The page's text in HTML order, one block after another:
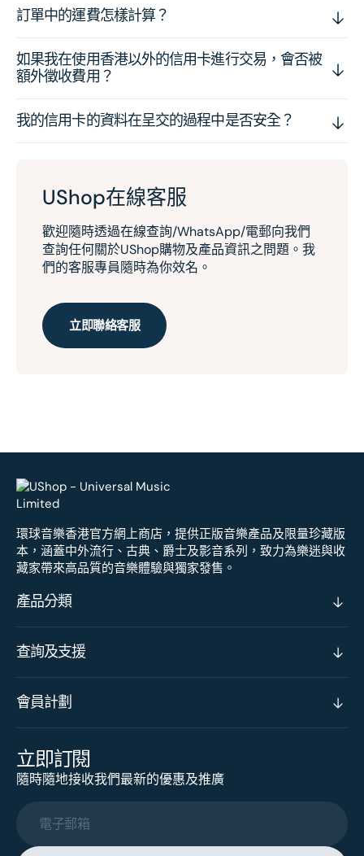
訂單中的運費怎樣計算？
如果我在使用香港以外的信用卡進行交易，會否被
額外徵收費用？
我的信用卡的資料在呈交的過程中是否安全？
UShop在線客服
歡迎隨時透過在線查詢/WhatsApp/電郵向我們
查詢任何關於UShop購物及產品資訊之問題。我
們的客服專員隨時為你效名。
立即聯絡客服
環球音樂香港官方網上商店，提供正版音樂產品及限量珍藏版
本，涵蓋中外流行、古典、爵士及影音系列，致力為樂迷與收
藏家帶來高品質的音樂體驗與獨家發售。
產品分類
查詢及支援
會員計劃
立即訂閱
隨時隨地接收我們最新的優惠及推廣
電子郵箱